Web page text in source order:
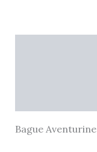
Bague Aventurine